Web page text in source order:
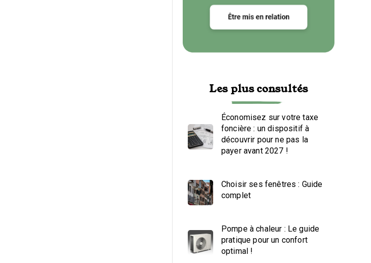
Les plus consultés
Économisez sur votre taxe
foncière : un dispositif à
découvrir pour ne pas la
payer avant 2027 !
Choisir ses fenêtres : Guide
complet
Pompe à chaleur : Le guide
pratique pour un confort
optimal !